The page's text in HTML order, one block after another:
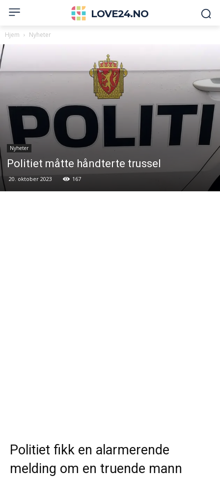
LOVE24.NO
Hjem Nyheter
Nyheter
Politiet måtte håndterte trussel
20. oktober 2023 167
Politiet fikk en alarmerende
melding om en truende mann